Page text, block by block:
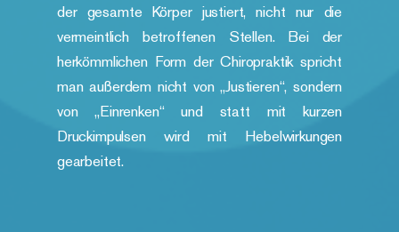
der gesamte Körper justiert, nicht nur die
vermeintlich betroffenen Stellen. Bei der
herkömmlichen Form der Chiropraktik spricht
man außerdem nicht von „Justieren“, sondern
von „Einrenken“ und statt mit kurzen
Druckimpulsen wird mit Hebelwirkungen
gearbeitet.